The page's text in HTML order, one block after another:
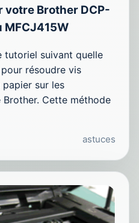
Brother DCP-
MFCJ415W
tutoriel suivant quelle
résoudre vis
sur les
Cette méthode
astuces